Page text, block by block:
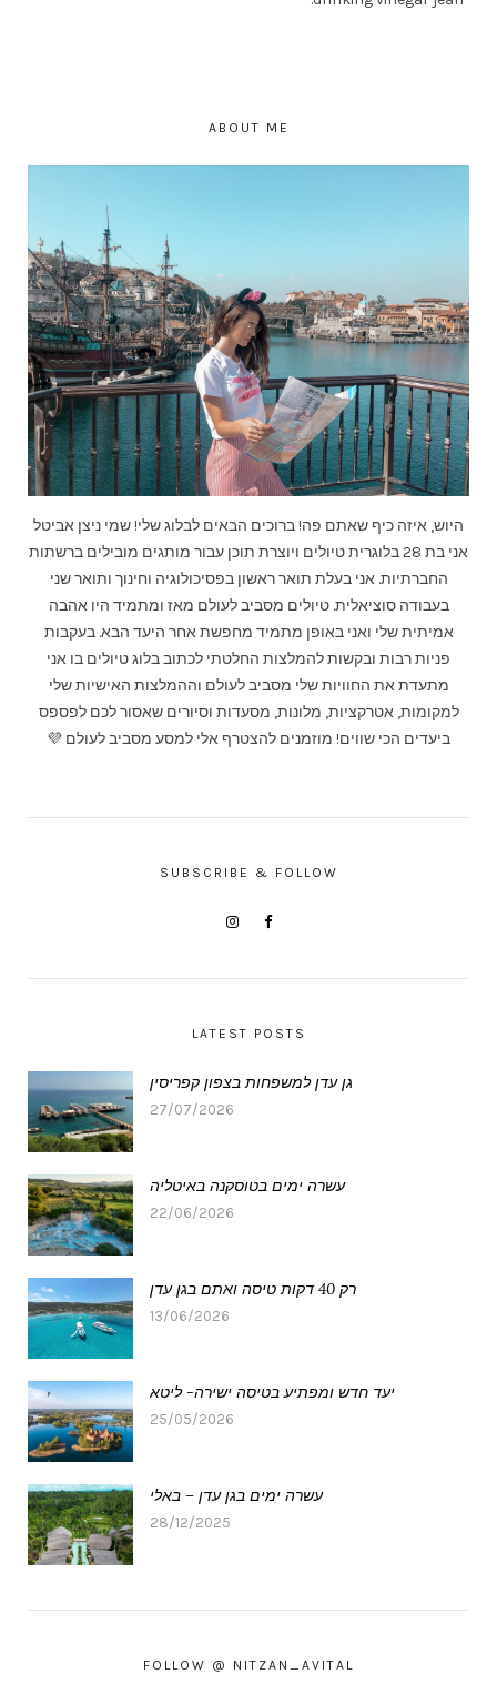
ABOUT ME
היוש, איזה כיף שאתם פה! ברוכים הבאים לבלוג שלי! שמי ניצן אביטל
אני בת 28 בלוגרית טיולים ויוצרת תוכן עבור מותגים מובילים ברשתות
החברתיות. אני בעלת תואר ראשון בפסיכולוגיה וחינוך ותואר שני
בעבודה סוציאלית. טיולים מסביב לעולם מאז ומתמיד היו אהבה
אמיתית שלי ואני באופן מתמיד מחפשת אחר היעד הבא. בעקבות
פניות רבות ובקשות להמלצות החלטתי לכתוב בלוג טיולים בו אני
מתעדת את החוויות שלי מסביב לעולם וההמלצות האישיות שלי
למקומות, אטרקציות, מלונות, מסעדות וסיורים שאסור לכם לפספס
ביעדים הכי שווים! מוזמנים להצטרף אלי למסע מסביב לעולם 💜
SUBSCRIBE & FOLLOW
LATEST POSTS
גן עדן למשפחות בצפון קפריסין
27/07/2026
עשרה ימים בטוסקנה באיטליה
22/06/2026
רק 40 דקות טיסה ואתם בגן עדן
13/06/2026
יעד חדש ומפתיע בטיסה ישירה- ליטא
25/05/2026
עשרה ימים בגן עדן – באלי
28/12/2025
FOLLOW @ NITZAN_AVITAL